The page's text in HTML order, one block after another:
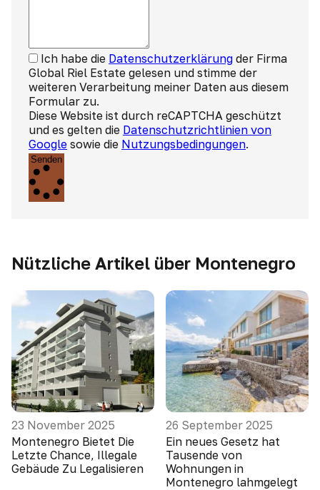
Ich habe die Datenschutzerklärung der Firma
Global Riel Estate gelesen und stimme der
weiteren Verarbeitung meiner Daten aus diesem
Formular zu.
Diese Website ist durch reCAPTCHA geschützt
und es gelten die Datenschutzrichtlinien von
Google sowie die Nutzungsbedingungen.
Senden
Nützliche Artikel über Montenegro
23 November 2025
Montenegro Bietet Die
Letzte Chance, Illegale
Gebäude Zu Legalisieren
26 September 2025
Ein neues Gesetz hat
Tausende von
Wohnungen in
Montenegro lahmgelegt